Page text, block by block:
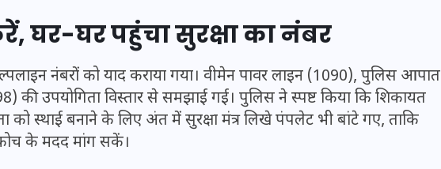
घर-घर पहुंचा सुरक्षा का नंबर
नंबरों को याद कराया गया। वीमेन पावर लाइन (1090), पुलिस आपात
की उपयोगिता विस्तार से समझाई गई। पुलिस ने स्पष्ट किया कि शिकायत
को स्थाई बनाने के लिए अंत में सुरक्षा मंत्र लिखे पंपलेट भी बांटे गए, ताकि
के मदद मांग सकें।
के पदों
जारी,
UPSSSC Lekhpal Recruitment
2025: यूपी में लेखपाल के पदों
पर बंपर भर्ती का विज्ञापन जारी,